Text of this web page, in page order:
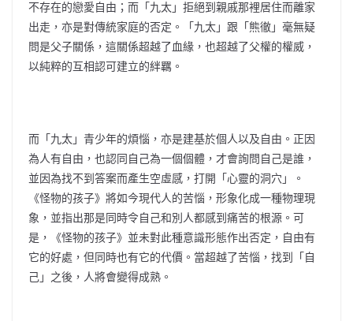
不存在的戀愛自由；而「九太」拒絕到親戚那裡居住而離家
出走，亦是對傳統家庭的否定。「九太」跟「熊徹」毫無疑
問是父子關係，這關係超越了血緣，也超越了父權的權威，
以純粹的互相認可建立的絆羈。
而「九太」青少年的煩惱，亦是建基於個人以及自由。正因
為人有自由，也認同自己為一個個體，才會詢問自己是誰，
並因為找不到答案而產生空虛感，打開「心靈的洞穴」。
《怪物的孩子》將如今現代人的苦惱，形象化成一種物理現
象，並指出那是同時令自己和別人都感到痛苦的根源。可
是，《怪物的孩子》並未對此種意識形態作出否定，自由有
它的好處，但同時也有它的代價。當超越了苦惱，找到「自
己」之後，人將會變得成熟。